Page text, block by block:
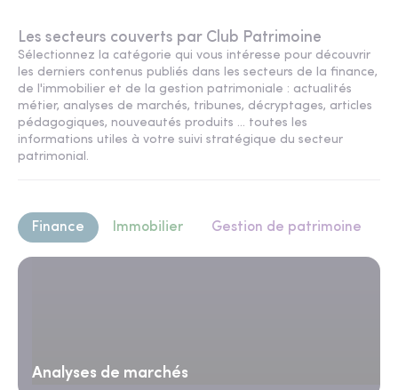
Les secteurs couverts par Club Patrimoine
Sélectionnez la catégorie qui vous intéresse pour découvrir
les derniers contenus publiés dans les secteurs de la finance,
de l'immobilier et de la gestion patrimoniale : actualités
métier, analyses de marchés, tribunes, décryptages, articles
pédagogiques, nouveautés produits ... toutes les
informations utiles à votre suivi stratégique du secteur
patrimonial.
Finance Immobilier Gestion de patrimoine
Analyses de marchés